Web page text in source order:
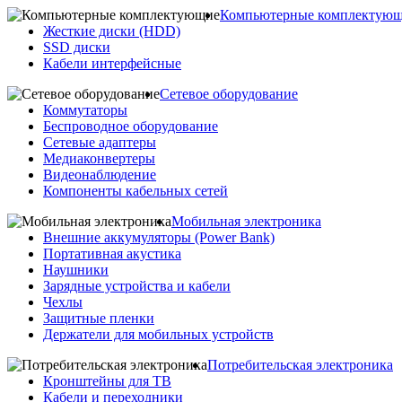
Компьютерные
Жесткие диски (HDD)
SSD диски
Кабели интерфейсные
Сетевое оборудование
Коммутаторы
Беспроводное оборудование
Сетевые адаптеры
Медиаконвертеры
Видеонаблюдение
Компоненты кабельных сетей
Мобильная электроника
Внешние аккумуляторы (Power Bank)
Портативная акустика
Наушники
Зарядные устройства и кабели
Чехлы
Защитные пленки
Держатели для мобильных устройств
Потребительская электроника
Кронштейны для ТВ
Кабели и переходники